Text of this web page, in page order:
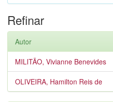
Refinar
Autor
MILITÃO, Vivianne Benevides
OLIVEIRA, Hamilton Reis de